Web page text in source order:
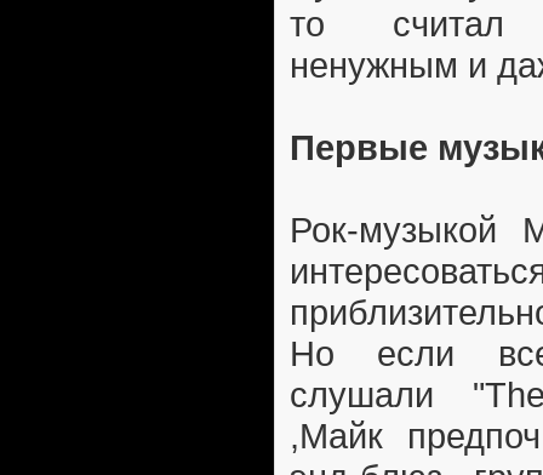
то считал
ненужным и
Первые
Рок-музыкой
Но если
слушали
,Майк